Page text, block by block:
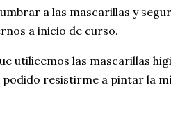
a las mascarillas y
a inicio de curso.
utilicemos las mascarillas
podido resistirme a pintar la